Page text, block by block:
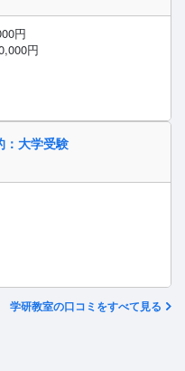
円
円
：大学受験
学研教室の口コミをすべて見る